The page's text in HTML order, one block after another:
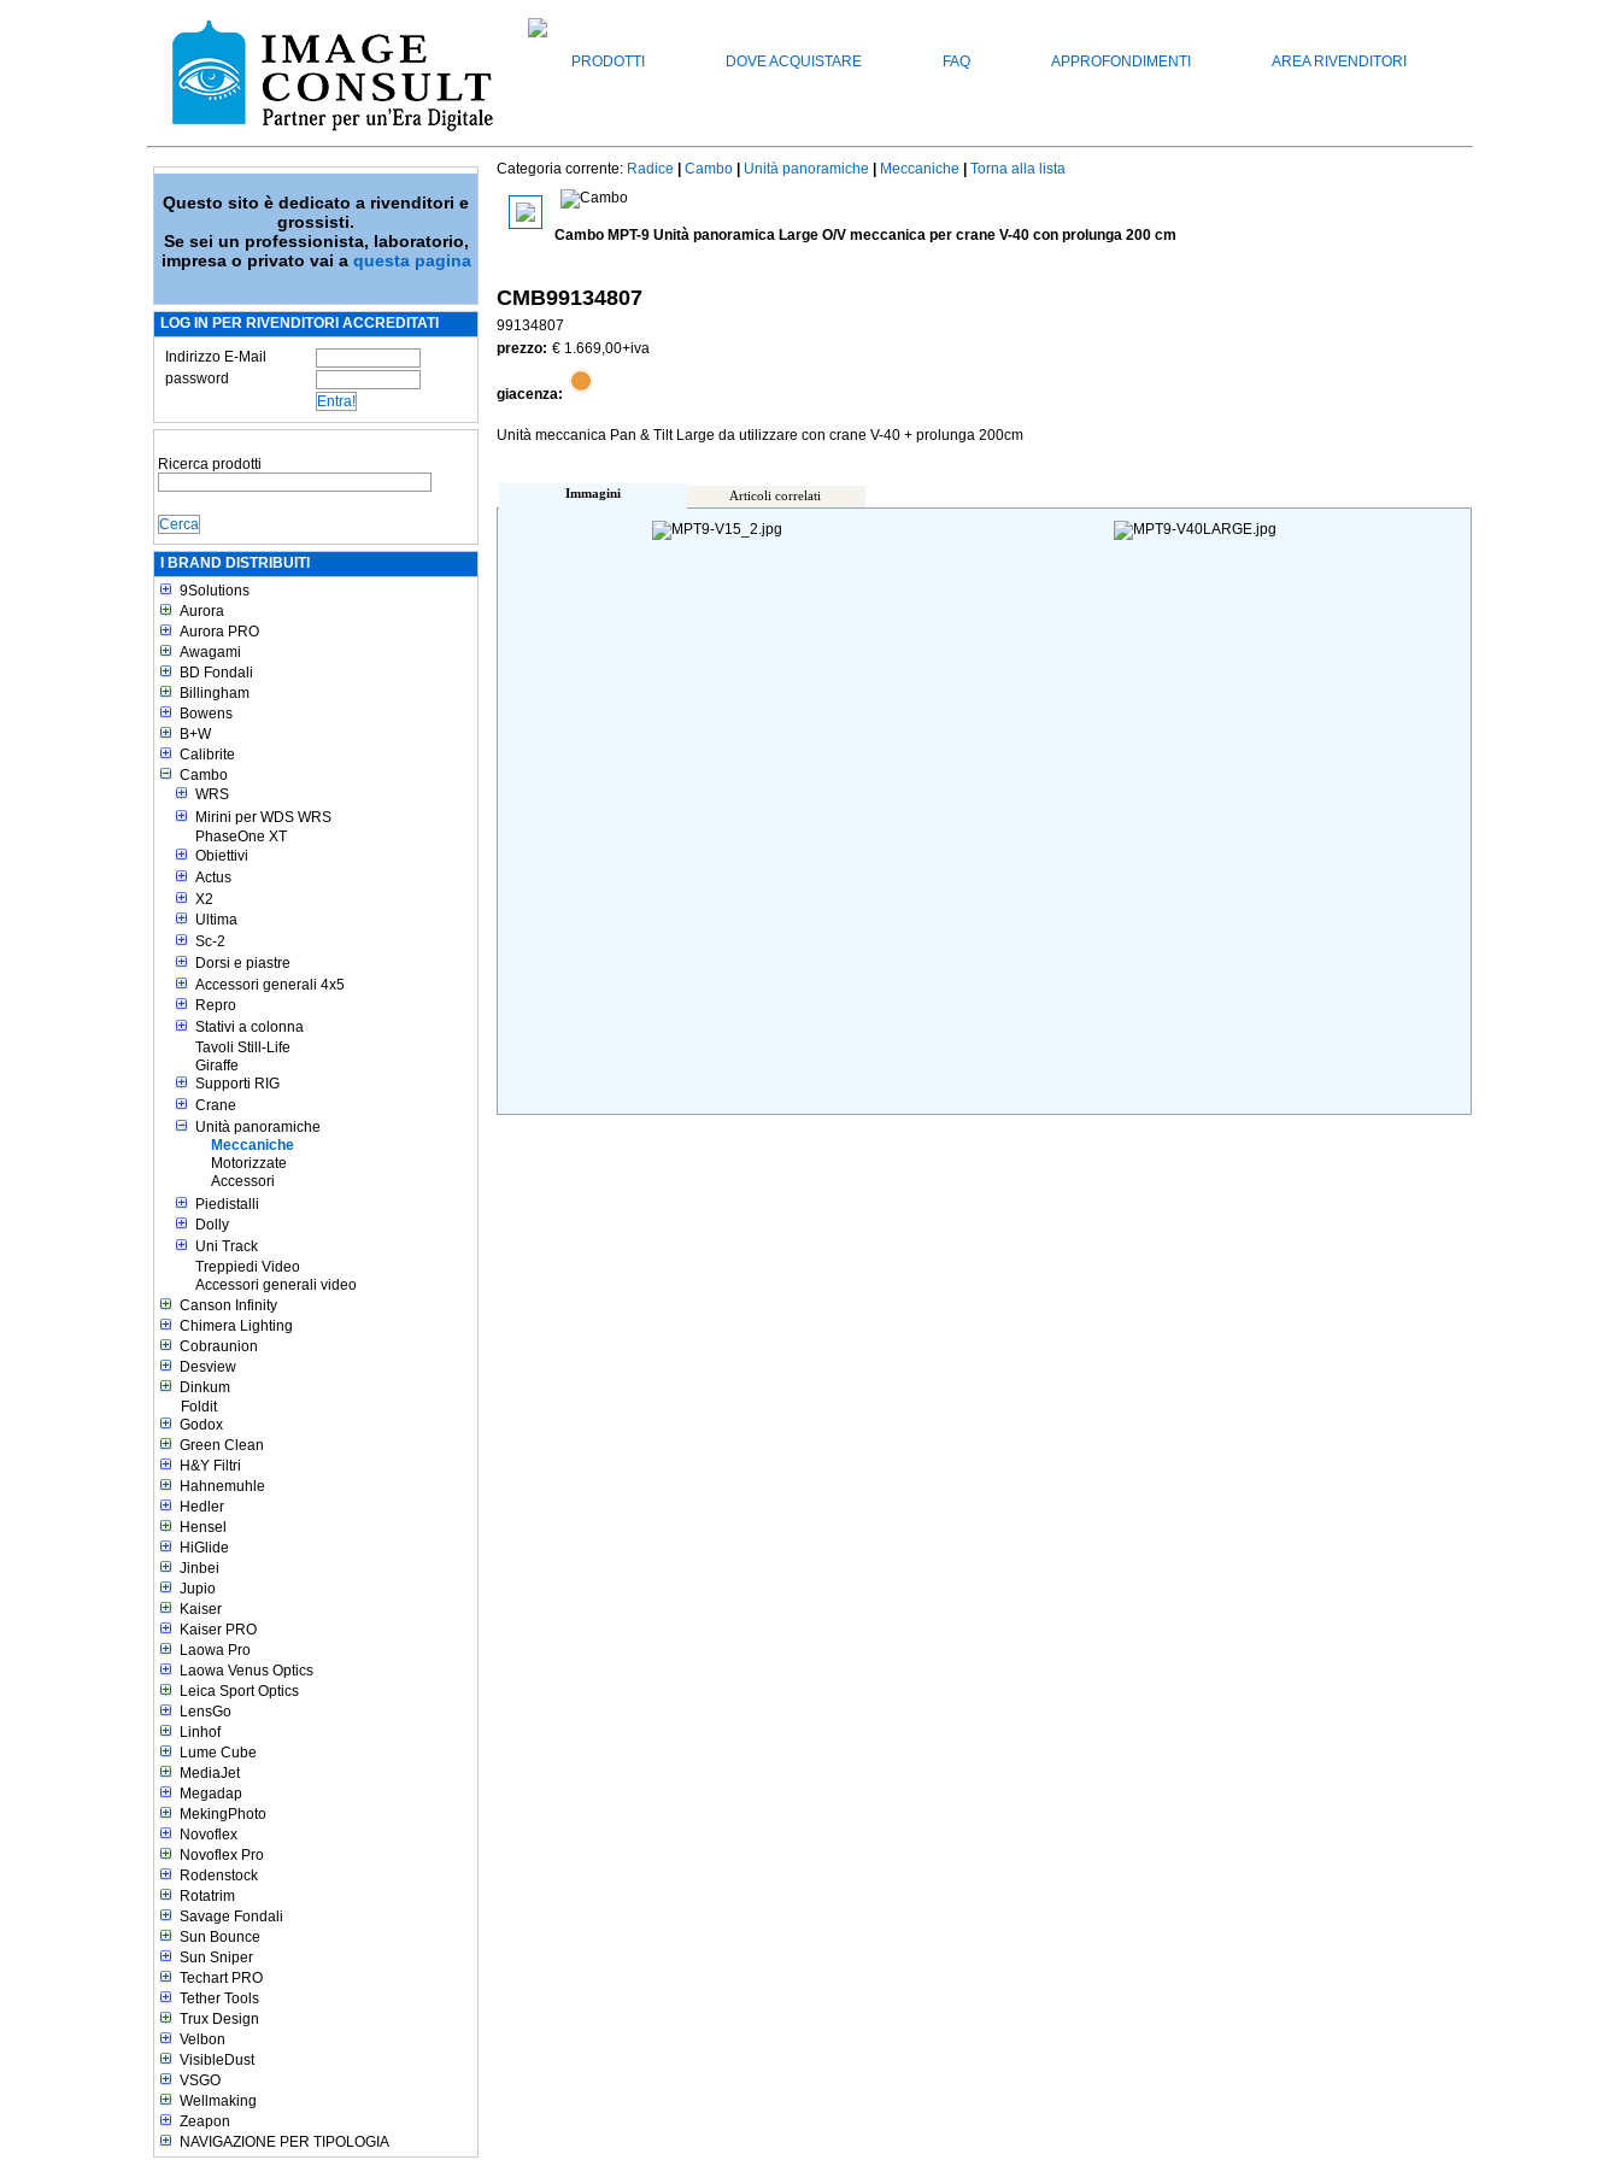
PRODOTTI DOVE ACQUISTARE FAQ APPROFONDIMENTI AREA RIVENDITORI
Questo sito è dedicato a rivenditori e
grossisti.
Se sei un professionista, laboratorio,
impresa o privato vai a questa pagina
LOG IN PER RIVENDITORI ACCREDITATI
Indirizzo E-Mail
password
Ricerca prodotti
I BRAND DISTRIBUITI
9Solutions
Aurora
Aurora PRO
Awagami
BD Fondali
Billingham
Bowens
B+W
Calibrite
Cambo
WRS
Mirini per WDS WRS
PhaseOne XT
Obiettivi
Actus
X2
Ultima
Sc-2
Dorsi e piastre
Accessori generali 4x5
Repro
Stativi a colonna
Tavoli Still-Life
Giraffe
Supporti RIG
Crane
Unità panoramiche
Meccaniche
Motorizzate
Accessori
Piedistalli
Dolly
Uni Track
Treppiedi Video
Accessori generali video
Canson Infinity
Chimera Lighting
Cobraunion
Desview
Dinkum
Foldit
Godox
Green Clean
H&Y Filtri
Hahnemuhle
Hedler
Hensel
HiGlide
Jinbei
Jupio
Kaiser
Kaiser PRO
Laowa Pro
Laowa Venus Optics
Leica Sport Optics
LensGo
Linhof
Lume Cube
MediaJet
Megadap
MekingPhoto
Novoflex
Novoflex Pro
Rodenstock
Rotatrim
Savage Fondali
Sun Bounce
Sun Sniper
Techart PRO
Tether Tools
Trux Design
Velbon
VisibleDust
VSGO
Wellmaking
Zeapon
NAVIGAZIONE PER TIPOLOGIA
Categoria corrente: Radice Cambo Unità panoramiche Meccaniche Torna alla lista
Cambo MPT-9 Unità panoramica Large O/V meccanica per crane V-40 con prolunga 200 cm
CMB99134807
99134807
prezzo: € 1.669,00+iva
giacenza:
Unità meccanica Pan & Tilt Large da utilizzare con crane V-40 + prolunga 200cm
Immagini Articoli correlati